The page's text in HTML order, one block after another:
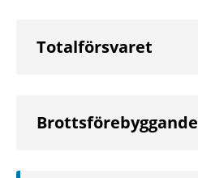
Totalförsvaret
Brottsförebyggande